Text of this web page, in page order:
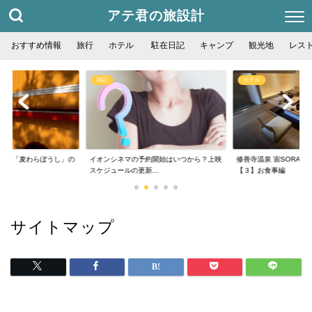
アテ君の旅設計
おすすめ情報 旅行 ホテル 駐在日記 キャンプ 観光地 レス
ェ「麦わらぼうし」の
雑記
イオンシネマの予約開始はいつから？上映
スケジュールの更新...
ホテル
修善寺温泉 宙SORA 渡
【３】お食事編
サイトマップ